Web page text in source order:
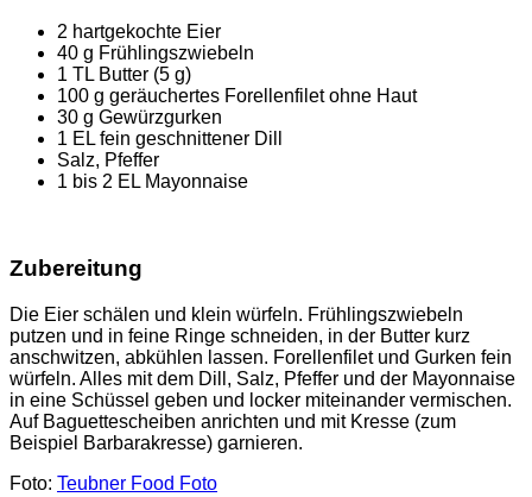
2 hartgekochte Eier
40 g Frühlingszwiebeln
1 TL Butter (5 g)
100 g geräuchertes Forellenfilet ohne Haut
30 g Gewürzgurken
1 EL fein geschnittener Dill
Salz, Pfeffer
1 bis 2 EL Mayonnaise
Zubereitung
Die Eier schälen und klein würfeln. Frühlingszwiebeln
putzen und in feine Ringe schneiden, in der Butter kurz
anschwitzen, abkühlen lassen. Forellenfilet und Gurken fein
würfeln. Alles mit dem Dill, Salz, Pfeffer und der Mayonnaise
in eine Schüssel geben und locker miteinander vermischen.
Auf Baguettescheiben anrichten und mit Kresse (zum
Beispiel Barbarakresse) garnieren.
Foto: Teubner Food Foto